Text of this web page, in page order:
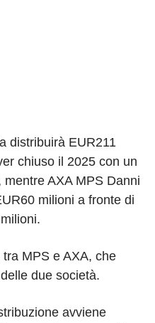
distribuirà EUR211
chiuso il 2025 con un
AXA MPS Danni
milioni a fronte di
MPS e AXA, che
due società.
avviene